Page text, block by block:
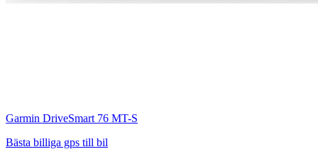
Garmin DriveSmart 76 MT-S
Bästa billiga gps till bil